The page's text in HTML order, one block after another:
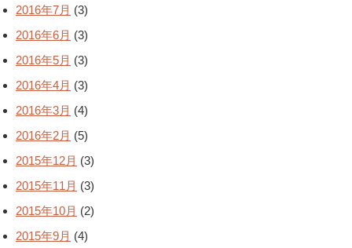
2016年7月 (3)
2016年6月 (3)
2016年5月 (3)
2016年4月 (3)
2016年3月 (4)
2016年2月 (5)
2015年12月 (3)
2015年11月 (3)
2015年10月 (2)
2015年9月 (4)